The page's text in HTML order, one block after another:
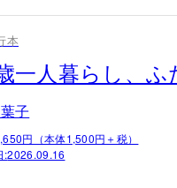
本
一人暮らし、
子
円（本体1,500円＋税）
:2026.09.16